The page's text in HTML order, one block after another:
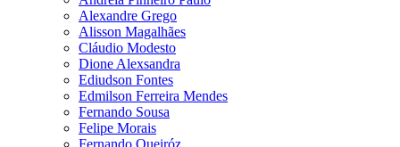
Alexandre Grego
Alisson Magalhães
Cláudio Modesto
Dione Alexsandra
Ediudson Fontes
Edmilson Ferreira Mendes
Fernando Sousa
Felipe Morais
Fernando Queiróz